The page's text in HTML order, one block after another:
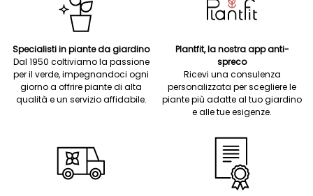
Specialisti in piante da giardino
Dal 1950 coltiviamo la passione
per il verde, impegnandoci ogni
giorno a offrire piante di alta
qualità e un servizio affidabile.
Plantfit, la nostra app anti-
spreco
Ricevi una consulenza
personalizzata per scegliere le
piante più adatte al tuo giardino
e alle tue esigenze.